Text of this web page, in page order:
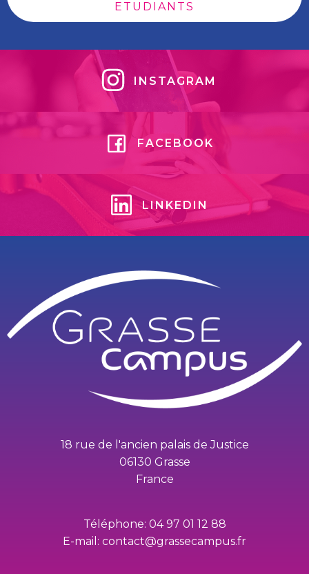
ETUDIANTS
INSTAGRAM
FACEBOOK
LINKEDIN
18 rue de l'ancien palais de Justice
06130 Grasse
France
Téléphone: 04 97 01 12 88
E-mail: contact@grassecampus.fr